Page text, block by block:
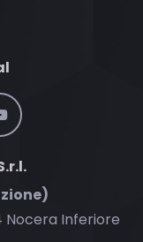
Nocera Inferiore